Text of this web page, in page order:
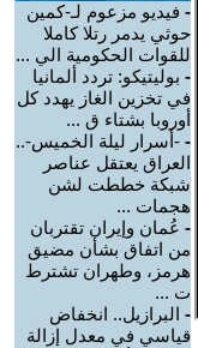
- فيديو مزعوم لـ-كمين
حوثي يدمر رتلا كاملا
للقوات الحكومية الي ...
- بوليتيكو: تردد ألمانيا
في تخزين الغاز يهدد كل
أوروبا بشتاء ق ...
- -أسرار ليلة الخميس-..
العراق يعتقل عناصر
شبكة خططت لشن
هجمات ...
- عُمان وإيران تقتربان
من اتفاق بشأن مضيق
هرمز، وطهران تشترط
ت ...
- البرازيل.. انخفاض
قياسي في معدل إزالة